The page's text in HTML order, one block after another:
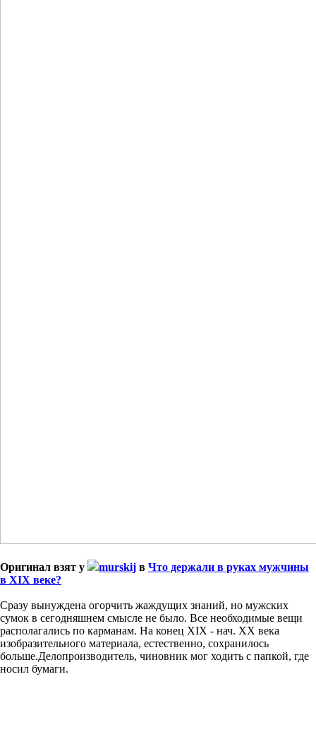
Оригинал взят у murskij в Что держали в руках мужчины
в XIX веке?
Сразу вынуждена огорчить жаждущих знаний, но мужских
сумок в сегодняшнем смысле не было. Все необходимые вещи
располагались по карманам. На конец XIX - нач. XX века
изобразительного материала, естественно, сохранилось
больше.Делопроизводитель, чиновник мог ходить с папкой, где
носил бумаги.